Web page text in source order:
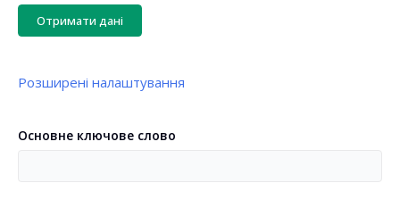
Отримати дані
Розширені налаштування
Основне ключове слово